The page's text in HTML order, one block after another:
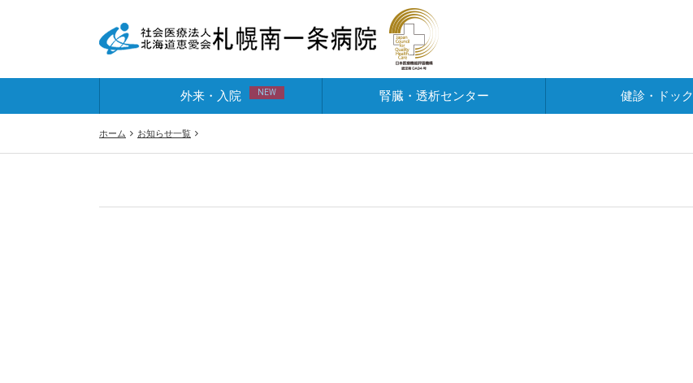
外来・入院 NEW 腎臓・透析センター 健診・ドック
ホーム お知らせ一覧